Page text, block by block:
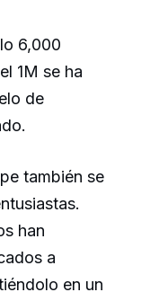
6,000
1M se ha
de
también se
han
a
en un